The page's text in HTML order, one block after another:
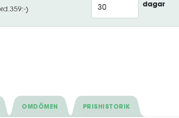
359:-) dagar
OMDÖMEN PRISHISTORIK